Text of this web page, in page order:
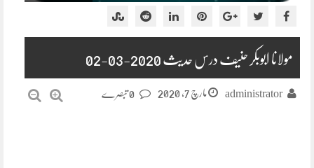
مولانا ابوبکر حنیف درس حدیث 2020-03-02
administrator مارچ 7, 2020